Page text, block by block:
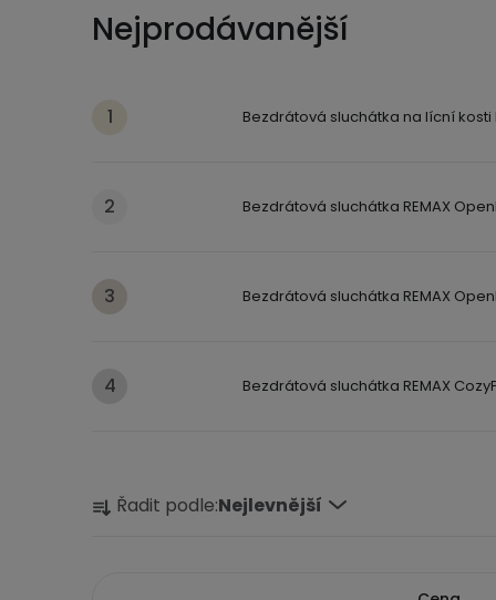
Nejprodávanější
Bezdrátová sluchátka na lícní kosti
Bezdrátová sluchátka REMAX
Bezdrátová sluchátka REMAX
Bezdrátová sluchátka REMAX
Ř
a
Řadit podle:Nejlevnější